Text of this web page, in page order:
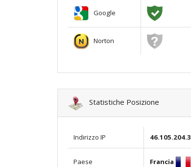
Google
Norton
Statistiche Posizione
Indirizzo IP 46.105.204.3
Paese Francia